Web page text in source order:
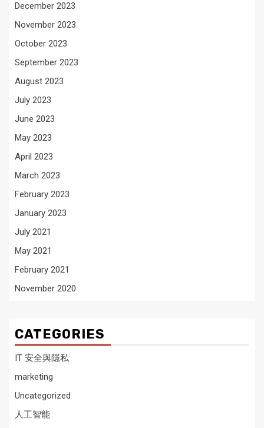
December 2023
November 2023
October 2023
September 2023
August 2023
July 2023
June 2023
May 2023
April 2023
March 2023
February 2023
January 2023
July 2021
May 2021
February 2021
November 2020
CATEGORIES
IT 安全與隱私
marketing
Uncategorized
人工智能